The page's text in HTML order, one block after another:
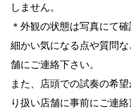
しません。
＊外観の状態は写真にて確
細かい気になる点や質問
舗にご連絡下さい。
また、店頭での試奏の希
り扱い店舗に事前にご連